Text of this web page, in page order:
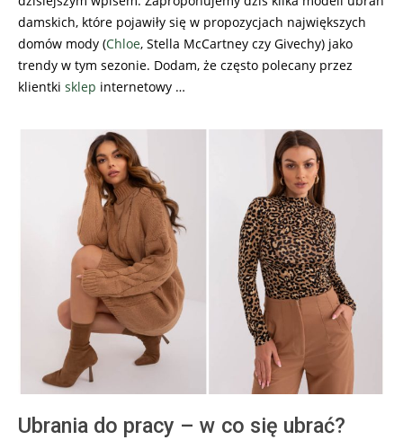
damskich, które pojawiły się w propozycjach największych
domów mody (Chloe, Stella McCartney czy Givechy) jako
trendy w tym sezonie. Dodam, że często polecany przez
klientki sklep internetowy …
Ubrania do pracy – w co się ubrać?